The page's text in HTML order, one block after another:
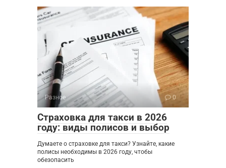
Разное 0
Страховка для такси в 2026
году: виды полисов и выбор
Думаете о страховке для такси? Узнайте, какие
полисы необходимы в 2026 году, чтобы
обезопасить